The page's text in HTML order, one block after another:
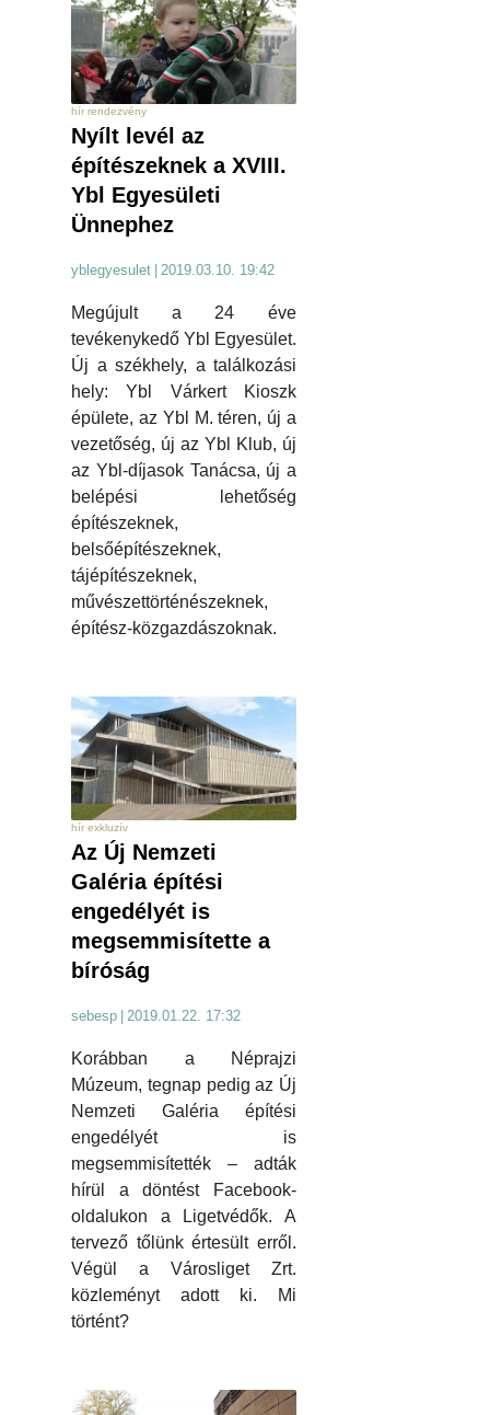
hír rendezvény
Nyílt levél az
építészeknek a XVIII.
Ybl Egyesületi
Ünnephez
yblegyesulet 2019.03.10. 19:42
Megújult a 24 éve
tevékenykedő Ybl Egyesület.
Új a székhely, a találkozási
hely: Ybl Várkert Kioszk
épülete, az Ybl M. téren, új a
vezetőség, új az Ybl Klub, új
az Ybl-díjasok Tanácsa, új a
belépési lehetőség
építészeknek,
belsőépítészeknek,
tájépítészeknek,
művészettörténészeknek,
építész-közgazdászoknak.
hír exkluzív
Az Új Nemzeti
Galéria építési
engedélyét is
megsemmisítette a
bíróság
sebesp | 2019.01.22. 17:32
Korábban a Néprajzi
Múzeum, tegnap pedig az Új
Nemzeti Galéria építési
engedélyét is
megsemmisítették – adták
hírül a döntést Facebook-
oldalukon a Ligetvédők. A
tervező tőlünk értesült erről.
Végül a Városliget Zrt.
közleményt adott ki. Mi
történt?